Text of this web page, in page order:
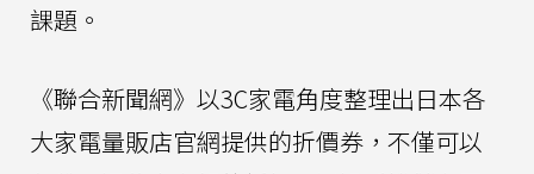
課題。
《聯合新聞網》以3C家電角度整理出日本各
大家電量販店官網提供的折價券，不僅可以